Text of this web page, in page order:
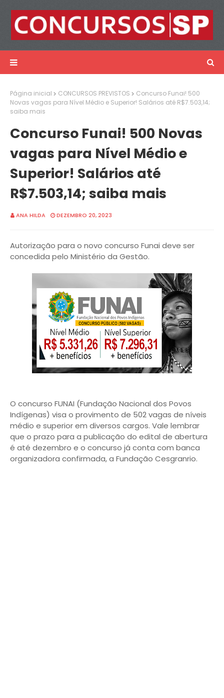
Página inicial CONCURSOS PREVISTOS
Concurso Funai! 500
Novas vagas para Nível Médio e Superior! Salários até R$7.503,14;
saiba mais
Concurso Funai! 500 Novas
vagas para Nível Médio e
Superior! Salários até
R$7.503,14; saiba mais
ANA HILDA DEZEMBRO 20, 2023
Autorização para o novo concurso Funai deve ser
concedida pelo Ministério da Gestão.
O concurso FUNAI (Fundação Nacional dos Povos
Indígenas) visa o provimento de 502 vagas de níveis
médio e superior em diversos cargos. Vale lembrar
que o prazo para a publicação do edital de abertura
é até dezembro e o concurso já conta com banca
organizadora confirmada, a Fundação Cesgranrio.